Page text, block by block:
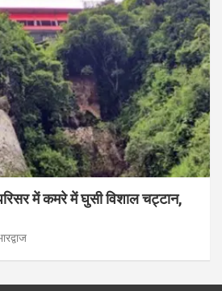
में कमरे में घुसी विशाल चट्टान,